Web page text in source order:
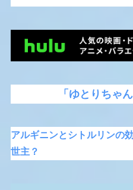
「ゆとりちゃ
アルギニンとシトルリンの
世主？